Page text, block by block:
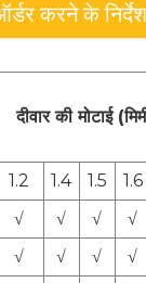
करने के निर्देश
दीवार की मोटाई
1.2 1.4 1.5 1.6
√ √ √ √
√ √ √ √